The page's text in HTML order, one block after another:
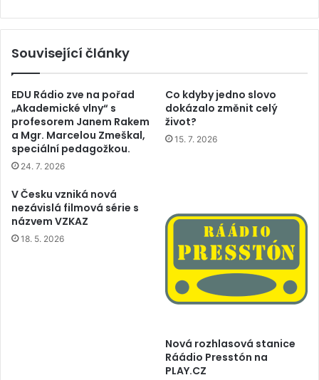
Související články
EDU Rádio zve na pořad
„Akademické vlny“ s
profesorem Janem Rakem
a Mgr. Marcelou Zmeškal,
speciální pedagožkou.
24. 7. 2026
Co kdyby jedno slovo
dokázalo změnit celý
život?
15. 7. 2026
V Česku vzniká nová
nezávislá filmová série s
názvem VZKAZ
18. 5. 2026
Nová rozhlasová stanice
Ráádio Presstón na
PLAY.CZ